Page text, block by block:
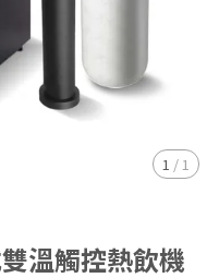
1 / 1
溫觸控熱飲機